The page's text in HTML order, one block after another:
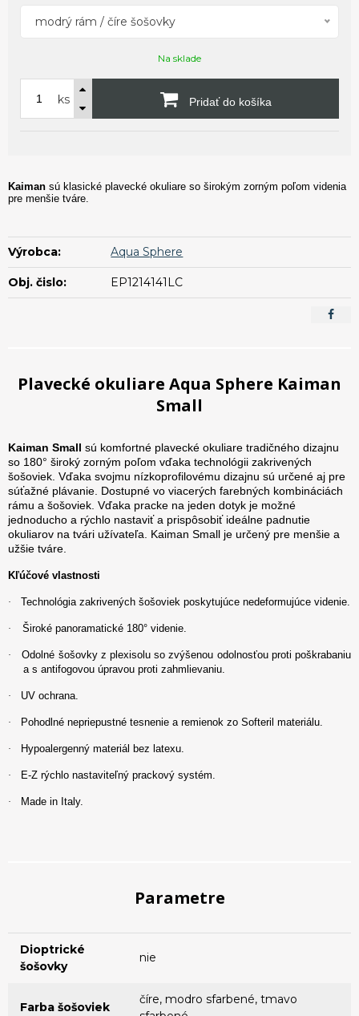
modrý rám / číre šošovky
Na sklade
ks Pridať do košíka
Kaiman sú klasické plavecké okuliare so širokým zorným poľom videnia
pre menšie tváre.
Výrobca: Aqua Sphere
Obj. čislo: EP1214141LC
Plavecké okuliare Aqua Sphere Kaiman
Small
Kaiman Small sú komfortné plavecké okuliare tradičného dizajnu
so 180° široký zorným poľom vďaka technológii zakrivených
šošoviek. Vďaka svojmu nízkoprofilovému dizajnu sú určené aj pre
súťažné plávanie. Dostupné vo viacerých farebných kombináciách
rámu a šošoviek. Vďaka pracke na jeden dotyk je možné
jednoducho a rýchlo nastaviť a prispôsobiť ideálne padnutie
okuliarov na tvári užívateľa. Kaiman Small je určený pre menšie a
užšie tváre.
Kľúčové vlastnosti
· Technológia zakrivených šošoviek poskytujúce nedeformujúce videnie.
· Široké panoramatické 180° videnie.
·
Odolné šošovky z plexisolu so zvýšenou odolnosťou proti poškrabaniu
a s antifogovou úpravou proti zahmlievaniu.
· UV ochrana.
· Pohodlné nepriepustné tesnenie a remienok zo Softeril materiálu.
· Hypoalergenný materiál bez latexu.
· E-Z rýchlo nastaviteľný prackový systém.
· Made in Italy.
Parametre
Dioptrické
šošovky
nie
Farba šošoviek
číre, modro sfarbené, tmavo